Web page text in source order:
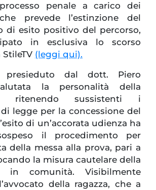
penale a carico dei
prevede l’estinzione del
di esito positivo del percorso,
in esclusiva lo scorso
(leggi qui).
presieduto dal dott. Piero
la personalità della
ritenendo sussistenti i
legge per la concessione del
di un’accorata udienza ha
il procedimento per
della messa alla prova, pari a
la misura cautelare della
in comunità. Visibilmente
della ragazza, che a